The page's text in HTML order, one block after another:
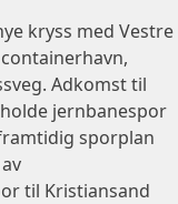
kryss med Vestre
Adkomst til
jernbanespor
sporplan
til Kristiansand